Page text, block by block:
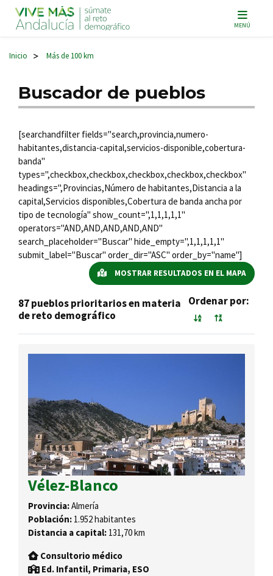
Navegación principal MENÚ
Inicio > Más de 100 km
Buscador de pueblos
[searchandfilter fields="search,provincia,numero-
habitantes,distancia-capital,servicios-disponible,cobertura-
banda"
types=",checkbox,checkbox,checkbox,checkbox,checkbox"
headings=",Provincias,Número de habitantes,Distancia a la
capital,Servicios disponibles,Cobertura de banda ancha por
tipo de tecnología" show_count=",1,1,1,1,1"
operators="AND,AND,AND,AND,AND"
search_placeholder="Buscar" hide_empty=",1,1,1,1,1"
submit_label="Buscar" order_dir="ASC" order_by="name"]
MOSTRAR RESULTADOS EN EL MAPA
87 pueblos prioritarios en materia
de reto demográfico
Ordenar por:
Vélez-Blanco
Provincia:Almería
Población: 1.952 habitantes
Distancia a capital: 131,70 km
Consultorio médico
Ed. Infantil, Primaria, ESO